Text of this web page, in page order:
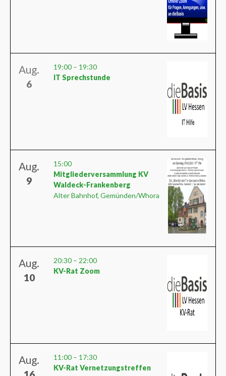
Aug.
6
19:00 – 19:30
IT Sprechstunde
Aug.
9
15:00
Mitgliederversammlung KV
Waldeck-Frankenberg
Alter Bahnhof, Gemünden/Whora
Aug.
10
20:30 – 22:00
KV-Rat Zoom
Aug. 11:00 – 17:30
KV-Rat Vernetzungstreffen